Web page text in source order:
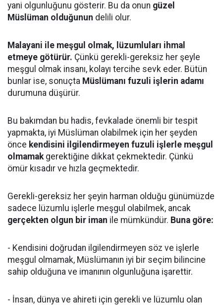
yani olgunluğunu gösterir. Bu da onun güzel
Müslüman olduğunun delili olur.
Malayani ile meşgul olmak, lüzumluları ihmal
etmeye götürür. Çünkü gerekli-gereksiz her şeyle
meşgul olmak insanı, kolayı tercihe sevk eder. Bütün
bunlar ise, sonuçta Müslümanı fuzuli işlerin adamı
durumuna düşürür.
Bu bakımdan bu hadis, fevkalade önemli bir tespit
yapmakta, iyi Müslüman olabilmek için her şeyden
önce kendisini ilgilendirmeyen fuzuli işlerle meşgul
olmamakgerektiğine dikkat çekmektedir. Çünkü
ömür kısadır ve hızla geçmektedir.
Gerekli-gereksiz her şeyin harman olduğu günümüzde
sadece lüzumlu işlerle meşgul olabilmek, ancak
gerçekten olgun bir iman ile mümkündür. Buna göre:
- Kendisini doğrudan ilgilendirmeyen söz ve işlerle
meşgul olmamak, Müslümanın iyi bir seçim bilincine
sahip olduğuna ve imanının olgunluğuna işarettir.
- İnsan, dünya ve ahireti için gerekli ve lüzumlu olan